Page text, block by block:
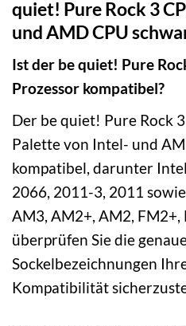
quiet! Pure Rock 3
und AMD CPU
Ist der be quiet! Pure
Prozessor kompatibel?
Der be quiet! Pure Rock
Palette von Intel- und
kompatibel, darunter
2066, 2011-3, 2011
AM3, AM2+, AM2,
überprüfen Sie die
Sockelbezeichnungen
Kompatibilität